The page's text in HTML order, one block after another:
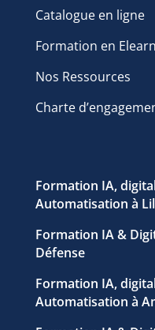
Catalogue en ligne
Formation en
Nos Ressources
Charte
Formation IA,
Automatisation à
Formation IA &
Défense
Formation IA,
Automatisation à